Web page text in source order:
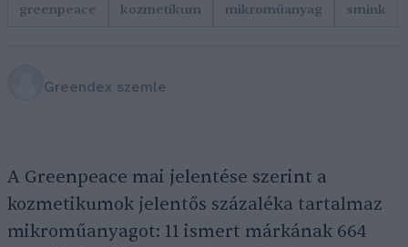
greenpeace kozmetikum mikroműanyag smink
Greendex szemle
A Greenpeace mai jelentése szerint a
kozmetikumok jelentős százaléka tartalmaz
mikroműanyagot: 11 ismert márkának 664